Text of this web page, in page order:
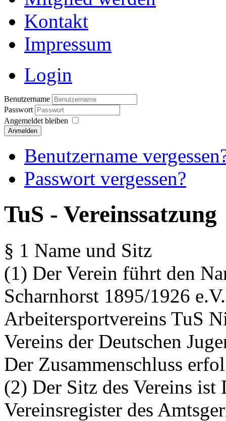
Kontakt
Impressum
Login
Benutzername
Passwort
Angemeldet bleiben
Anmelden
Benutzername
Passwort vergessen?
TuS - Vereinssatzung
§ 1 Name und Sitz
(1) Der Verein führt den
Scharnhorst 1895/1926
Arbeitersportvereins TuS
Vereins der Deutschen
Der Zusammenschluss
(2) Der Sitz des Vereins
Vereinsregister des